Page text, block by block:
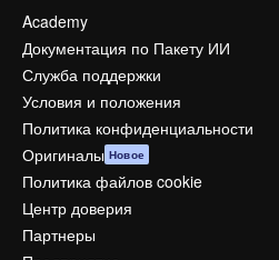
Academy
Документация по Пакету ИИ
Служба поддержки
Условия и положения
Политика конфиденциальности
Оригиналы Новое
Политика файлов cookie
Центр доверия
Партнеры